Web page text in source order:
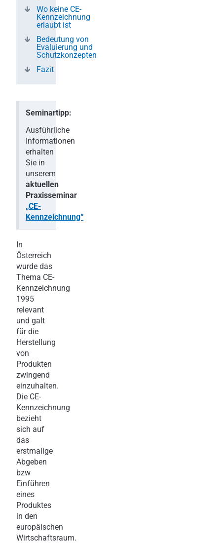
Wo keine CE-
Kennzeichnung
erlaubt ist
Bedeutung von
Evaluierung und
Schutzkonzepten
Fazit
Seminartipp:
Ausführliche
Informationen
erhalten
Sie in
unserem
aktuellen
Praxisseminar
„CE-
Kennzeichnung“
In
Österreich
wurde das
Thema CE-
Kennzeichnung
1995
relevant
und galt
für die
Herstellung
von
Produkten
zwingend
einzuhalten.
Die CE-
Kennzeichnung
bezieht
sich auf
das
erstmalige
Abgeben
bzw
Einführen
eines
Produktes
in den
europäischen
Wirtschaftsraum.